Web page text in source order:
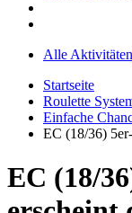
Alle Aktivitäten
Startseite
Roulette
Einfache
EC (18/36)
EC (18/